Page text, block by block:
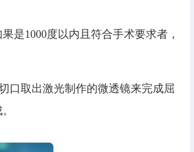
1000度以内且符合手术要求者，
取出激光制作的微透镜来完成屈